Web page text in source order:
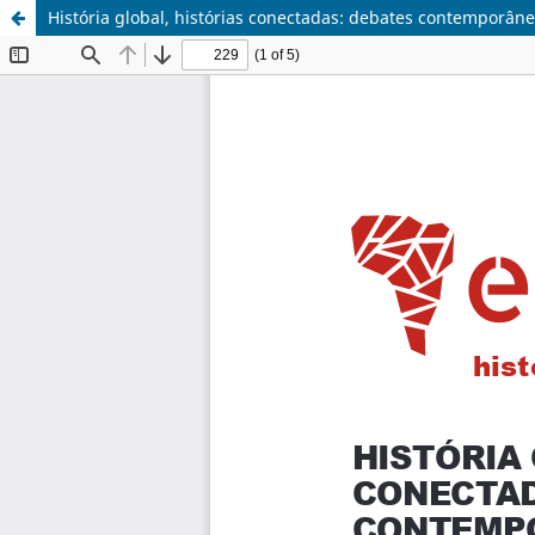
História global, histórias conectadas: debates